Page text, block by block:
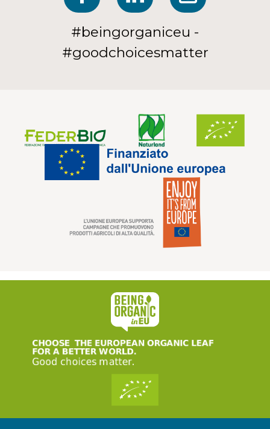
#beingorganiceu -
#goodchoicesmatter